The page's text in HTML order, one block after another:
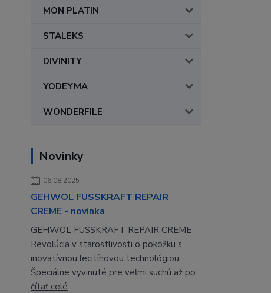
MON PLATIN
STALEKS
DIVINITY
YODEYMA
WONDERFILE
Novinky
06.08.2025
GEHWOL FUSSKRAFT REPAIR
CREME - novinka
GEHWOL FUSSKRAFT REPAIR CREME
Revolúcia v starostlivosti o pokožku s
inovatívnou lecitínovou technológiou
Špeciálne vyvinuté pre veľmi suchú až po...
čítať celé